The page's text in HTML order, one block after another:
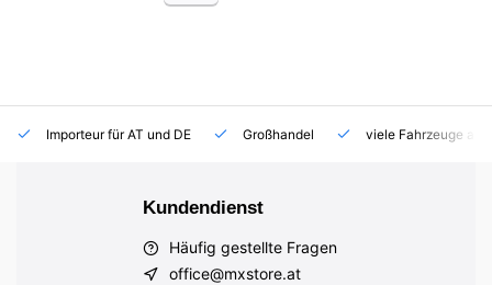
Importeur für AT und DE Großhandel viele Fahrzeuge auf
Kundendienst
Häufig gestellte Fragen
office@mxstore.at